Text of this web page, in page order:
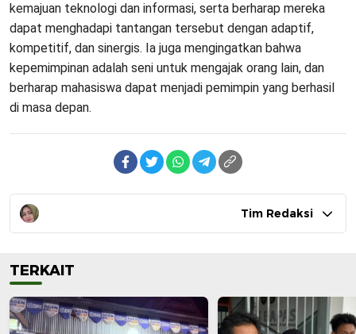
kemajuan teknologi dan informasi, serta berharap mereka
dapat menghadapi tantangan tersebut dengan adaptif,
kompetitif, dan sinergis. Ia juga mengingatkan bahwa
kepemimpinan adalah seni untuk mengajak orang lain, dan
berharap mahasiswa dapat menjadi pemimpin yang berhasil
di masa depan.
Tim Redaksi
TERKAIT